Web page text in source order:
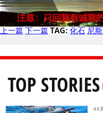
上一篇 下一篇 TAG: 化石 尼
TOP STORIES
40